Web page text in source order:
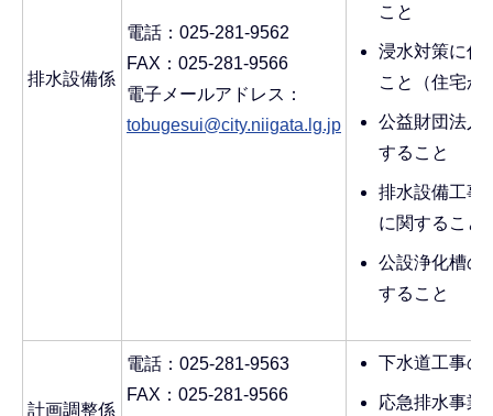
排水設備係
電話：025-281-9562
FAX：025-281-9566
電子メールアドレス：
tobugesui@city.niigata.lg.jp
こと
浸水対策に係
こと（住宅か
公益財団法人
すること
排水設備工事
に関すること
公設浄化槽の
すること
計画調整係
電話：025-281-9563
FAX：025-281-9566
下水道工事の
応急排水事業